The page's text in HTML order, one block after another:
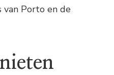
van Porto en de